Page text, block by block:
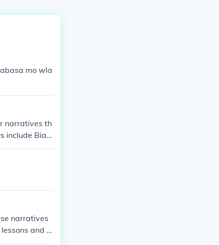
mo wla
narratives th
include Biag
narratives
and v
oral traditio